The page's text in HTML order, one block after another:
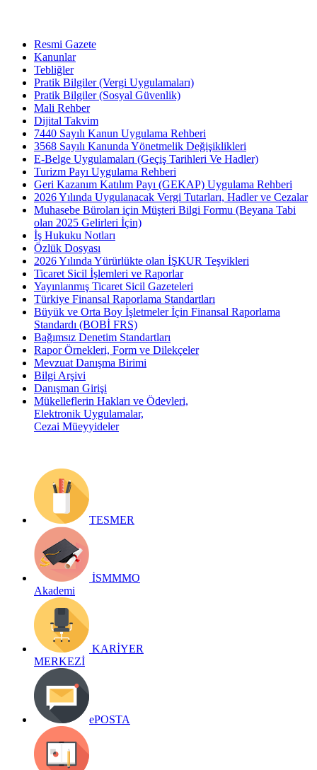
Resmi Gazete
Kanunlar
Tebliğler
Pratik Bilgiler (Vergi Uygulamaları)
Pratik Bilgiler (Sosyal Güvenlik)
Mali Rehber
Dijital Takvim
7440 Sayılı Kanun Uygulama Rehberi
3568 Sayılı Kanunda Yönetmelik Değişiklikleri
E-Belge Uygulamaları (Geçiş Tarihleri Ve Hadler)
Turizm Payı Uygulama Rehberi
Geri Kazanım Katılım Payı (GEKAP) Uygulama Rehberi
2026 Yılında Uygulanacak Vergi Tutarları, Hadler ve Cezalar
Muhasebe Büroları için Müşteri Bilgi Formu (Beyana Tabi
olan 2025 Gelirleri İçin)
İş Hukuku Notları
Özlük Dosyası
2026 Yılında Yürürlükte olan İŞKUR Teşvikleri
Ticaret Sicil İşlemleri ve Raporlar
Yayınlanmış Ticaret Sicil Gazeteleri
Türkiye Finansal Raporlama Standartları
Büyük ve Orta Boy İşletmeler İçin Finansal Raporlama
Standardı (BOBİ FRS)
Bağımsız Denetim Standartları
Rapor Örnekleri, Form ve Dilekçeler
Mevzuat Danışma Birimi
Bilgi Arşivi
Danışman Girişi
Mükelleflerin Hakları ve Ödevleri,
Elektronik Uygulamalar,
Cezai Müeyyideler
TESMER
İSMMMO
Akademi
KARİYER
MERKEZİ
ePOSTA